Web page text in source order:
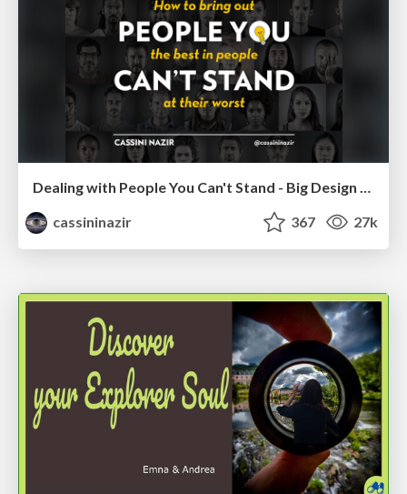
Dealing with People You Can't Stand - Big Design 2015
cassininazir
367 27k